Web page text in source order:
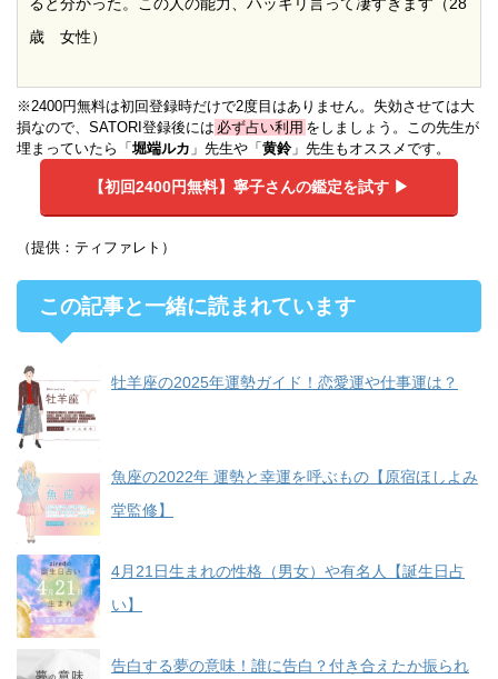
歳 女性）
※2400円無料は初回登録時だけで2度目はありません。失効させては大
損なので、SATORI登録後には 必ず占い利用 をしましょう。この先生が
埋まっていたら「堀端ルカ 」先生や「 黄鈴」先生もオススメです。
【初回2400円無料】 寧子さんの鑑定を試す ▶︎
（提供：ティファレト）
この記事と一緒に読まれています
牡羊座の2025年運勢ガイド！恋愛運や仕事運は？
魚座の2022年 運勢と幸運を呼ぶもの【原宿ほしよみ
堂監修】
4月21日生まれの性格（男女）や有名人【誕生日占
い】
告白する夢の意味！誰に告白？付き合えたか振られ